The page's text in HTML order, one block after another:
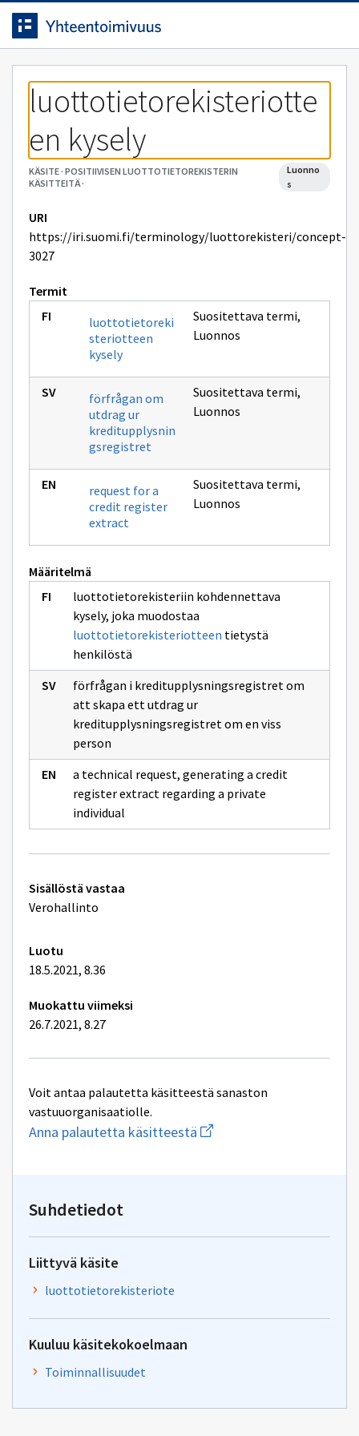
Siirrytty
sivulle
Siirry suoraan sisältöön.
luottotietorekisteriotte
en kysely
KÄSITE· POSITIIVISEN LUOTTOTIETOREKISTERIN
KÄSITTEITÄ·
luonno
s
URI
https://iri.suomi.fi/terminology/luottorekisteri/concept-
3027
Termit
luottotietoreki
steriotteen
kysely
Suositettava termi,
Luonnos
förfrågan om
utdrag ur
kreditupplysnin
gsregistret
Suositettava termi,
Luonnos
request for a
credit register
extract
Suositettava termi,
Luonnos
Määritelmä
luottotietorekisteriin kohdennettava
kysely, joka muodostaa
luottotietorekisteriotteen tietystä
henkilöstä
förfrågan i kreditupplysningsregistret om
att skapa ett utdrag ur
kreditupplysningsregistret om en viss
person
a technical request, generating a credit
register extract regarding a private
individual
Tekniset
lisätiedot
Sisällöstä vastaa
Verohallinto
Luotu
18.5.2021, 8.36
Muokattu viimeksi
26.7.2021, 8.27
Voit antaa palautetta käsitteestä sanaston
vastuuorganisaatiolle.
Anna palautetta käsitteestä Aloita
uuden
Suhdetiedot
Liittyvä käsite
luottotietorekisteriote
Kuuluu käsitekokoelmaan
Toiminnallisuudet